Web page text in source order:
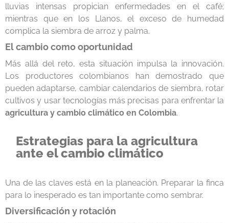
lluvias intensas propician enfermedades en el café;
mientras que en los Llanos, el exceso de humedad
complica la siembra de arroz y palma.
El cambio como oportunidad
Más allá del reto, esta situación impulsa la innovación.
Los productores colombianos han demostrado que
pueden adaptarse, cambiar calendarios de siembra, rotar
cultivos y usar tecnologías más precisas para enfrentar la
agricultura y cambio climático en Colombia.
Estrategias para la agricultura
ante el cambio climático
Una de las claves está en la planeación. Preparar la finca
para lo inesperado es tan importante como sembrar.
Diversificación y rotación